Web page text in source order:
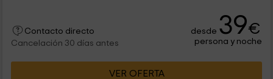
Contacto directo
Cancelación 30 días antes
desde 39€
persona y noche
VER OFERTA